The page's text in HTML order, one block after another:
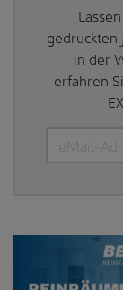
gedruckten
in der
erfahren